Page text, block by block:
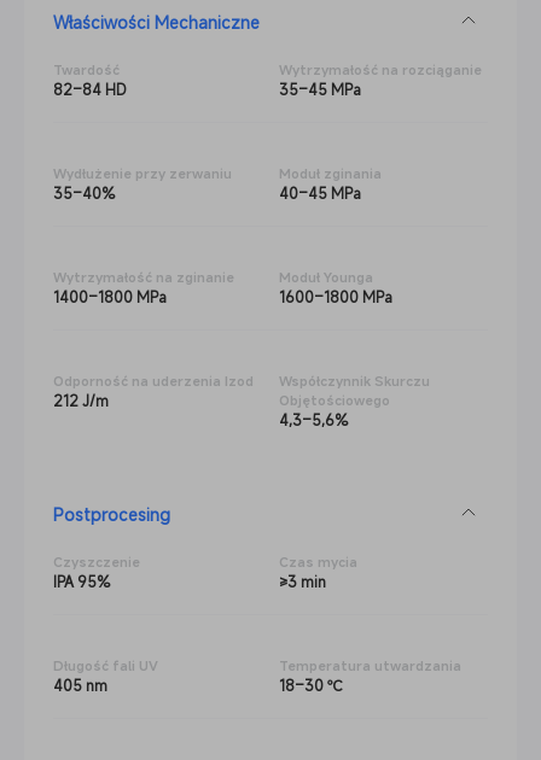
Właściwości Mechaniczne
Twardość
82–84 HD
Wytrzymałość na rozciąganie
35–45 MPa
Wydłużenie przy zerwaniu
35–40%
Moduł zginania
40–45 MPa
Wytrzymałość na zginanie
1400–1800 MPa
Moduł Younga
1600–1800 MPa
Odporność na uderzenia Izod
212 J/m
Współczynnik Skurczu
Objętościowego
4,3–5,6%
Postprocesing
Czyszczenie
IPA 95%
Czas mycia
≥3 min
Długość fali UV
405 nm
Temperatura utwardzania
18–30 ℃